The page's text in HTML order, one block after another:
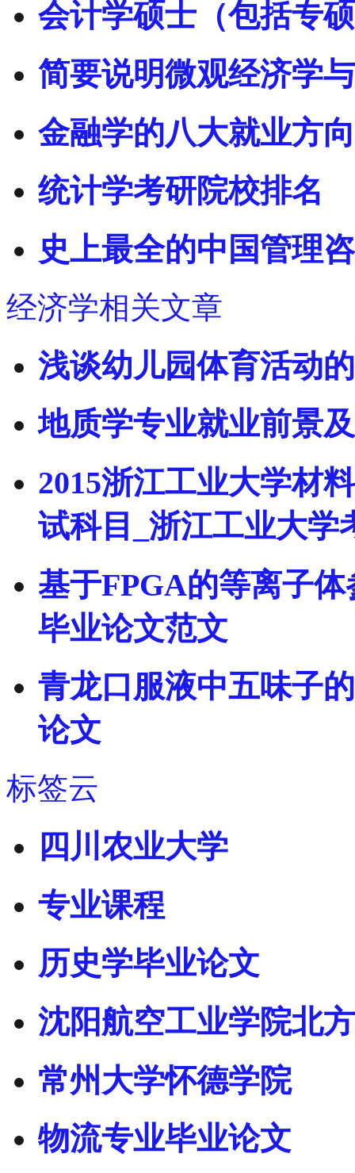
会计学硕士（包括专
简要说明微观经济学
金融学的八大就业方
统计学考研院校排名
史上最全的中国管理
经济学相关文章
浅谈幼儿园体育活动
地质学专业就业前景
2015浙江工业大学材
试科目_浙江工业大学
基于FPGA的等离子
毕业论文范文
青龙口服液中五味子
论文
标签云
四川农业大学
专业课程
历史学毕业论文
沈阳航空工业学院北
常州大学怀德学院
物流专业毕业论文